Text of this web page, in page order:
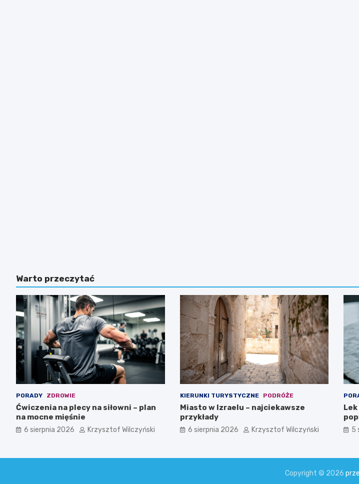
Warto przeczytać
PORADY ZDROWIE
Ćwiczenia na plecy na siłowni – plan
na mocne mięśnie
6 sierpnia 2026 Krzysztof Wilczyński
KIERUNKI TURYSTYCZNE PODRÓŻE
Miasto w Izraelu – najciekawsze
przykłady
6 sierpnia 2026 Krzysztof Wilczyński 5
Copyright © 2026